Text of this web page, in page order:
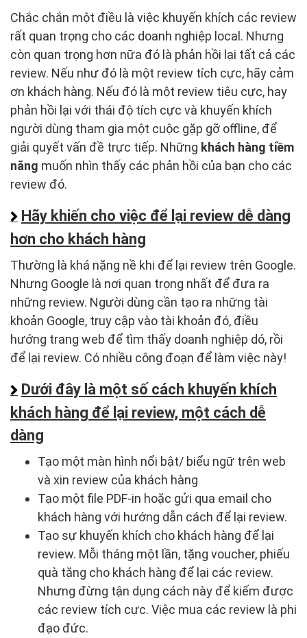
Chắc chắn một điều là việc khuyến khích các review
rất quan trọng cho các doanh nghiệp local. Nhưng
còn quan trọng hơn nữa đó là phản hồi lại tất cả các
review. Nếu như đó là một review tích cực, hãy cảm
ơn khách hàng. Nếu đó là một review tiêu cực, hay
phản hồi lại với thái độ tích cực và khuyến khích
người dùng tham gia một cuộc gặp gỡ offline, để
giải quyết vấn đề trực tiếp. Những khách hàng tiềm
năng muốn nhìn thấy các phản hồi của bạn cho các
review đó.
Hãy khiến cho việc để lại review dễ dàng
hơn cho khách hàng
Thường là khá nặng nề khi để lại review trên Google.
Nhưng Google là nơi quan trọng nhất để đưa ra
những review. Người dùng cần tạo ra những tài
khoản Google, truy cập vào tài khoản đó, điều
hướng trang web để tìm thấy doanh nghiệp dó, rồi
để lại review. Có nhiều công đoạn để làm việc này!
Dưới đây là một số cách khuyến khích
khách hàng để lại review, một cách dễ
dàng
Tạo một màn hình nổi bật/ biểu ngữ trên web
và xin review của khách hàng
Tạo một file PDF-in hoặc gửi qua email cho
khách hàng với hướng dẫn cách để lại review.
Tạo sự khuyến khích cho khách hàng để lại
review. Mỗi tháng một lần, tặng voucher, phiếu
quà tặng cho khách hàng để lại các review.
Nhưng đừng tận dụng cách này để kiếm được
các review tích cực. Việc mua các review là phi
đạo đức.